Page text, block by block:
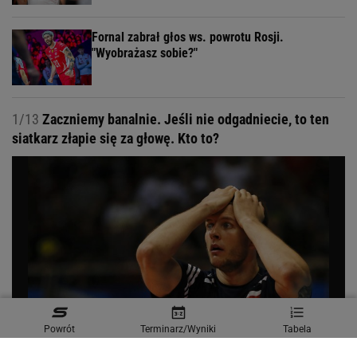
Fornal zabrał głos ws. powrotu Rosji.
"Wyobrażasz sobie?"
1/13 Zaczniemy banalnie. Jeśli nie odgadniecie, to ten
siatkarz złapie się za głowę. Kto to?
Powrót Terminarz/Wyniki Tabela